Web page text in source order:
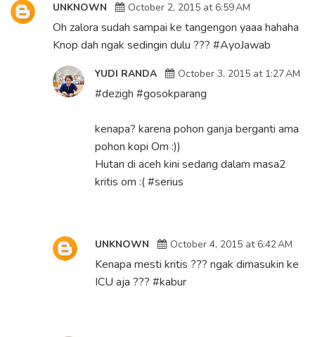
UNKNOWN October 2, 2015 at 6:59 AM
Oh zalora sudah sampai ke tangengon yaaa hahaha
Knop dah ngak sedingin dulu ??? #AyoJawab
YUDI RANDA October 3, 2015 at 1:27 AM
#dezigh #gosokparang
kenapa? karena pohon ganja berganti ama
pohon kopi Om :))
Hutan di aceh kini sedang dalam masa2
kritis om :( #serius
UNKNOWN October 4, 2015 at 6:42 AM
Kenapa mesti kritis ??? ngak dimasukin ke
ICU aja ??? #kabur